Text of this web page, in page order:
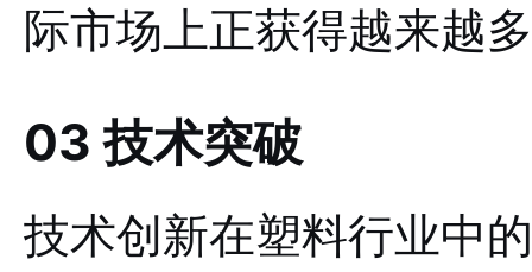
际市场上正获得越来越
03 技术突破
技术创新在塑料行业中